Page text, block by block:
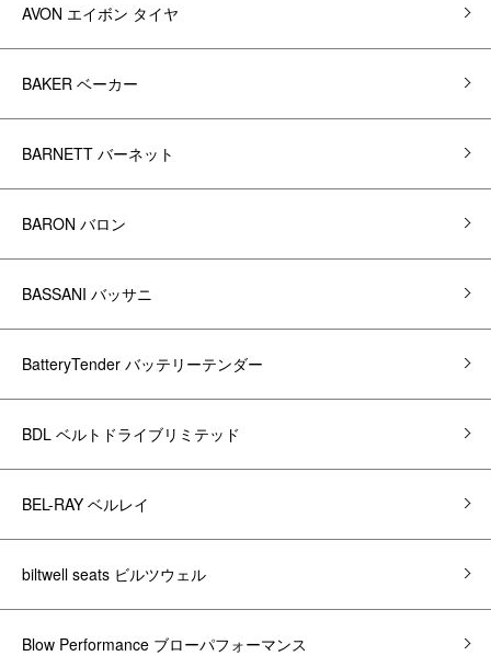
AVON エイボン タイヤ
BAKER ベーカー
BARNETT バーネット
BARON バロン
BASSANI バッサニ
BatteryTender バッテリーテンダー
BDL ベルトドライブリミテッド
BEL-RAY ベルレイ
biltwell seats ビルツウェル
Blow Performance ブローパフォーマンス